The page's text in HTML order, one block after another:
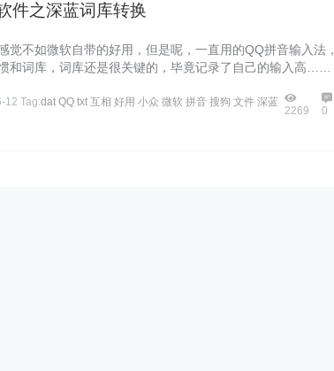
件之深蓝词库转换
觉不如微软自带的好用，但是呢，一直用的QQ拼音输入法，
和词库，词库还是很关键的，毕竟记录了自己的输入高……
12 Tag:dat QQ txt 互相 好用 小众 微软 拼音 搜狗 文件 深蓝
2269 0